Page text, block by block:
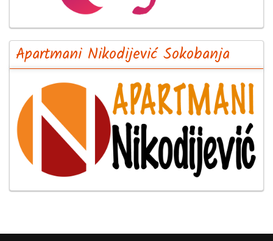
Apartmani Nikodijević Sokobanja